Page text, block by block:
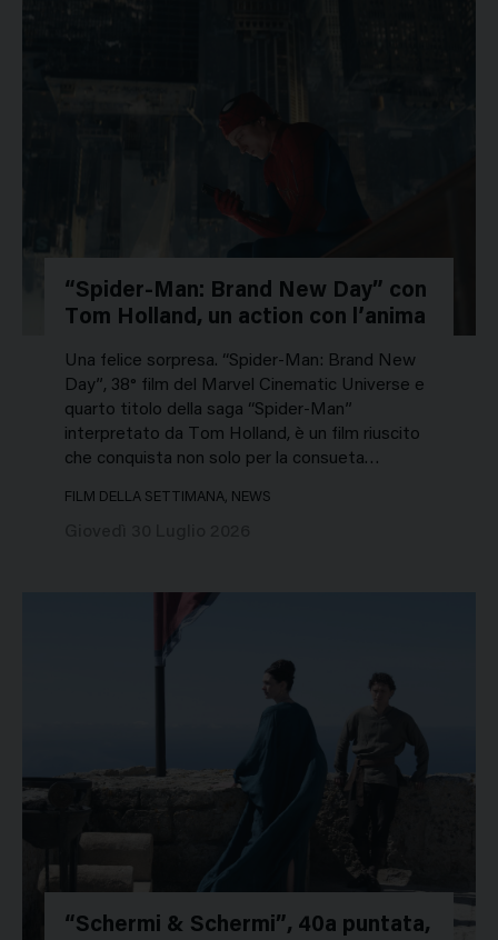
“Spider-Man: Brand New Day” con
Tom Holland, un action con l’anima
Una felice sorpresa. “Spider-Man: Brand New
Day”, 38° film del Marvel Cinematic Universe e
quarto titolo della saga “Spider-Man”
interpretato da Tom Holland, è un film riuscito
che conquista non solo per la consueta…
FILM DELLA SETTIMANA, NEWS
“Schermi & Schermi”, 40a puntata,